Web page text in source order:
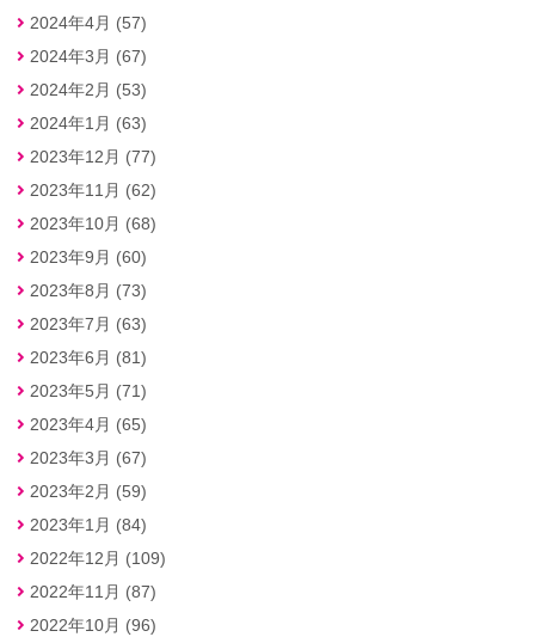
2024年4月 (57)
2024年3月 (67)
2024年2月 (53)
2024年1月 (63)
2023年12月 (77)
2023年11月 (62)
2023年10月 (68)
2023年9月 (60)
2023年8月 (73)
2023年7月 (63)
2023年6月 (81)
2023年5月 (71)
2023年4月 (65)
2023年3月 (67)
2023年2月 (59)
2023年1月 (84)
2022年12月 (109)
2022年11月 (87)
2022年10月 (96)